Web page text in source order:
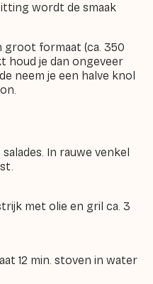
wordt de smaak
groot formaat (ca. 350
houd je dan ongeveer
neem je een halve knol
In rauwe venkel
met olie en gril ca. 3
12 min. stoven in water